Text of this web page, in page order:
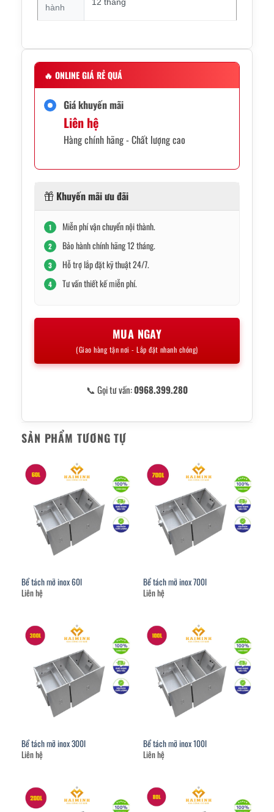
hành
🔥 ONLINE GIÁ RẺ QUÁ
Giá khuyến mãi
Liên hệ
Hàng chính hãng - Chất lượng cao
Khuyến mãi ưu đãi
1 Miễn phí vận chuyển nội thành.
2 Bảo hành chính hãng 12 tháng.
3 Hỗ trợ lắp đặt kỹ thuật 24/7.
4 Tư vấn thiết kế miễn phí.
MUA NGAY
(Giao hàng tận nơi - Lắp đặt nhanh chóng)
📞 Gọi tư vấn:0968.399.280
SẢN PHẨM TƯƠNG TỰ
Bể tách mỡ inox 60l
Liên hệ
Bể tách mỡ inox 700l
Liên hệ
Bể tách mỡ inox 300l
Liên hệ
Bể tách mỡ inox 100l
Liên hệ